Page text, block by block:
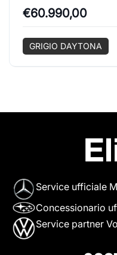
€60.990,00
GRIGIO DAYTONA
Service ufficiale
Concessionario
Service partner